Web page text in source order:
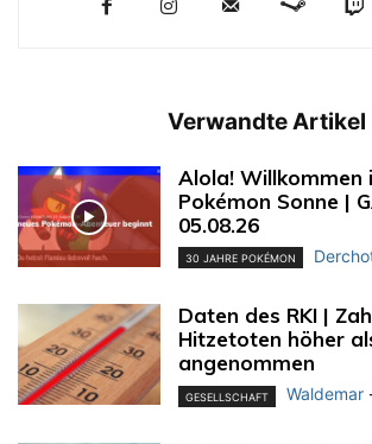
Verwandte Artikel
Alola! Willkommen
Pokémon Sonne |
05.08.26
30 JAHRE POKÉMON
Daten des RKI |
Hitzetoten höher
angenommen
GESELLSCHAFT Waldemar